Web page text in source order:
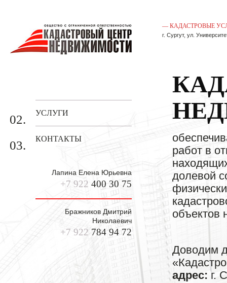
— КАДАСТРОВЫЕ
г. Сургут, ул.
УСЛУГИ
02.
КОНТАКТЫ
03.
Лапина Елена Юрьевна
+7 922 400 30 75
Бражников Дмитрий
Николаевич
+7 922 784 94 72
работ в
долевой
объектов
Доводим
адрес: г.